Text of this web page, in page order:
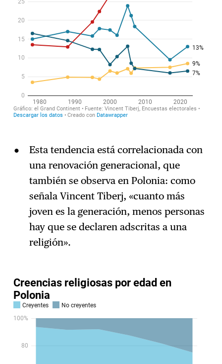
Esta tendencia está correlacionada con
una renovación generacional, que
también se observa en Polonia: como
señala Vincent Tiberj, «cuanto más
joven es la generación, menos personas
hay que se declaren adscritas a una
religión».